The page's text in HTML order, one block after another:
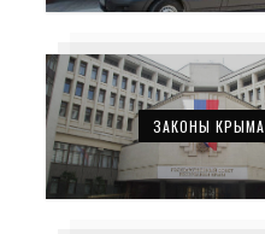
ЗАКОНЫ КРЫМА